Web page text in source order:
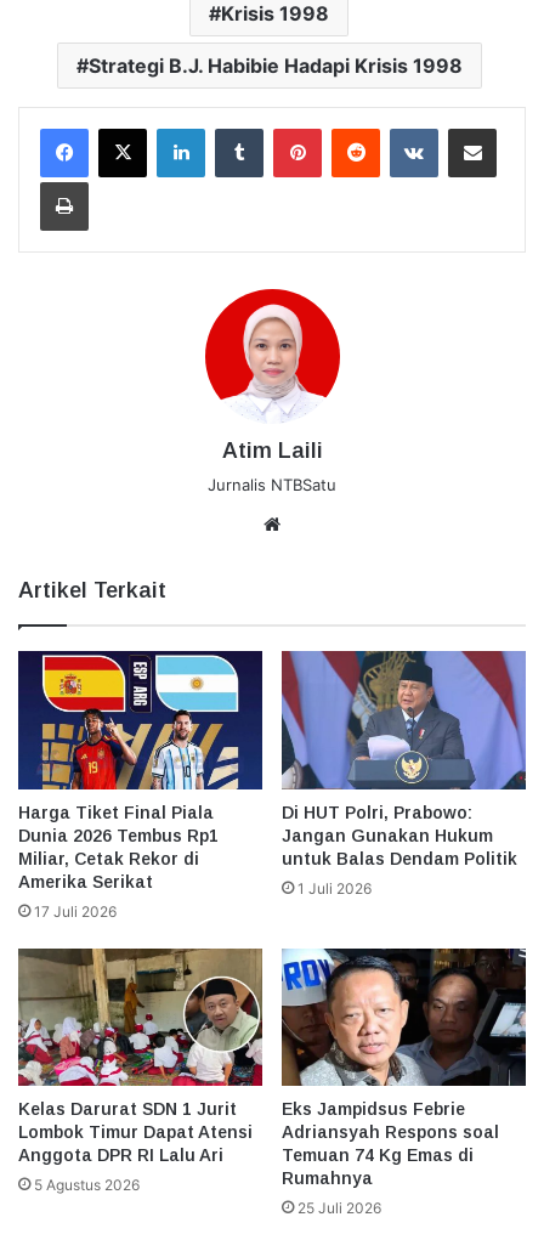
Krisis 1998
Strategi B.J. Habibie Hadapi Krisis 1998
LinkedInTumblr PinterestReddit VKontakteBagikan Lewat Email
Cetak
Atim Laili
Jurnalis NTBSatu
Artikel Terkait
Harga Tiket Final Piala
Dunia 2026 Tembus Rp1
Miliar, Cetak Rekor di
Amerika Serikat
17 Juli 2026
Di HUT Polri, Prabowo:
Jangan Gunakan Hukum
untuk Balas Dendam Politik
1 Juli 2026
Kelas Darurat SDN 1 Jurit
Lombok Timur Dapat Atensi
Anggota DPR RI Lalu Ari
5 Agustus 2026
Eks Jampidsus Febrie
Adriansyah Respons soal
Temuan 74 Kg Emas di
Rumahnya
25 Juli 2026